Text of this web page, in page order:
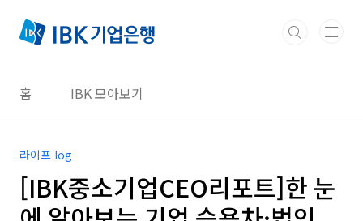
홈 IBK 모아보기
라이프 log
[IBK중소기업CEO리포트]한 눈